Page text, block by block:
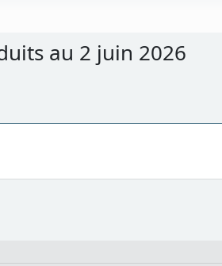
au 2 juin 2026